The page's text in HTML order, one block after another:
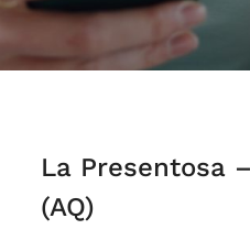
La Presentosa
(AQ)